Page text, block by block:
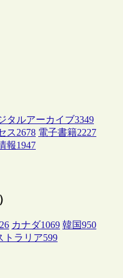
タルアーカイブ3349
ス2678 電子書籍2227
報1947
カナダ1069 韓国950
トラリア599